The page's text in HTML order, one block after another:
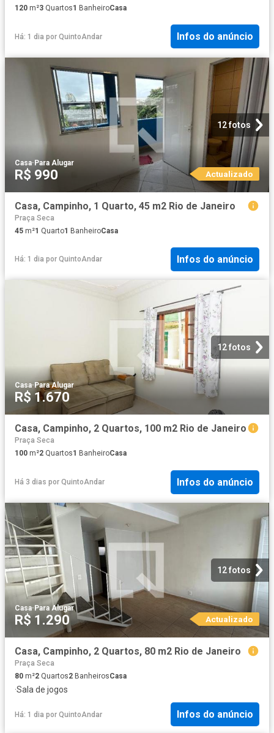
120 m²3 Quartos1 BanheiroCasa
Há: 1 dia por QuintoAndar Infos do anúncio
12 fotos
Casa·Para Alugar
R$ 990 Actualizado
Casa, Campinho, 1 Quarto, 45 m2 Rio de Janeiro
Praça Seca
45 m²1 Quarto1 BanheiroCasa
Há: 1 dia por QuintoAndar Infos do anúncio
12 fotos
Casa·Para Alugar
R$ 1.670
Casa, Campinho, 2 Quartos, 100 m2 Rio de Janeiro
Praça Seca
100 m²2 Quartos1 BanheiroCasa
Há 3 dias por QuintoAndar Infos do anúncio
12 fotos
Casa·Para Alugar
R$ 1.290 Actualizado
Casa, Campinho, 2 Quartos, 80 m2 Rio de Janeiro
Praça Seca
80 m²2 Quartos2 BanheirosCasa
·Sala de jogos
Há: 1 dia por QuintoAndar Infos do anúncio